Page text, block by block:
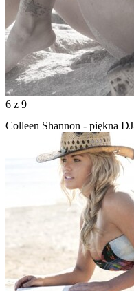
6 z 9
Colleen Shannon - piękna